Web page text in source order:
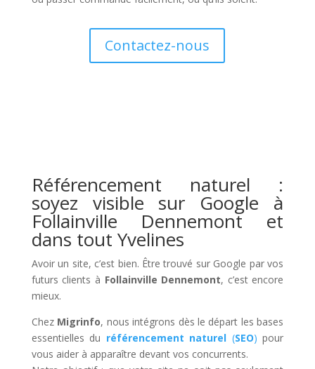
Contactez-nous
Référencement naturel :
soyez visible sur Google à
Follainville Dennemont et
dans tout Yvelines
Avoir un site, c’est bien. Être trouvé sur Google par vos
futurs clients à Follainville Dennemont, c’est encore
mieux.
Chez Migrinfo, nous intégrons dès le départ les bases
essentielles du référencement naturel (SEO) pour
vous aider à apparaître devant vos concurrents.